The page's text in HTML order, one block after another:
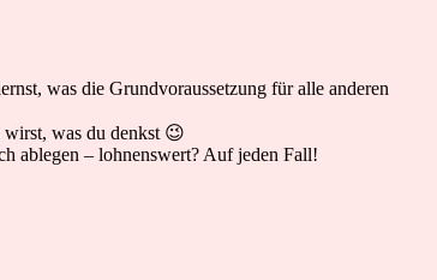
was die Grundvoraussetzung für alle anderen
wirst, was du denkst 😉
ablegen – lohnenswert? Auf jeden Fall!